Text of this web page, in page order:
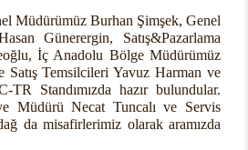
Müdürümüz Burhan Şimşek, Genel
Günerergin, Satış&Pazarlama
İç Anadolu Bölge Müdürümüz
Temsilcileri Yavuz Harman ve
Standımızda hazır bulundular.
Müdürü Necat Tuncalı ve Servis
da misafirlerimiz olarak aramızda